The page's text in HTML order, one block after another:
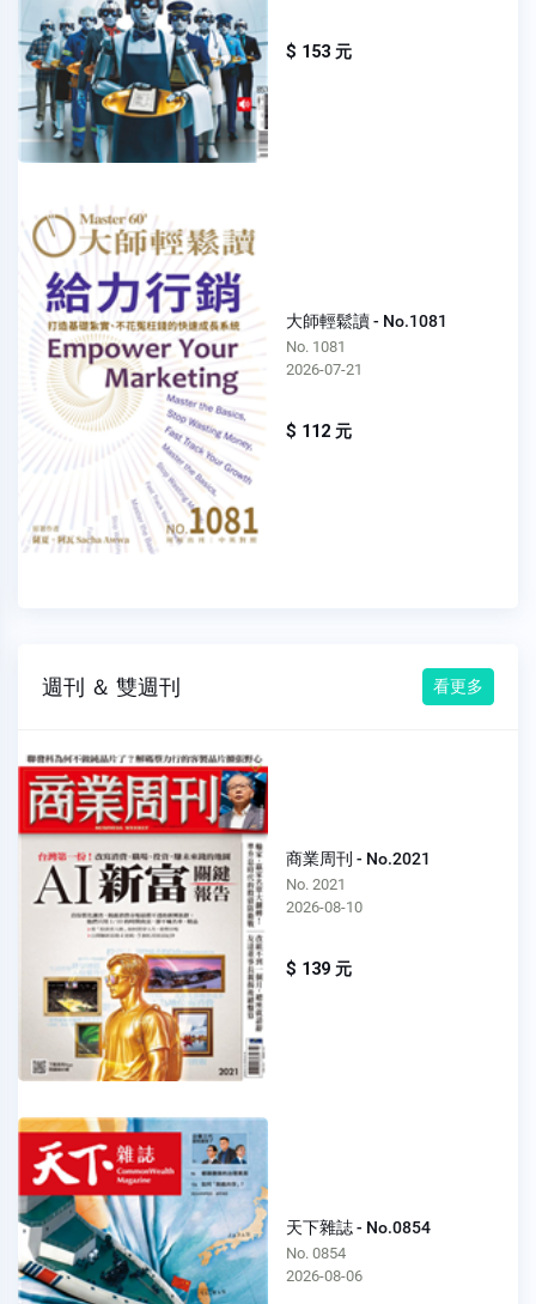
$ 153 元
大師輕鬆讀 - No.1081
No. 1081
2026-07-21
$ 112 元
週刊 ＆ 雙週刊 看更多
商業周刊 - No.2021
No. 2021
2026-08-10
$ 139 元
天下雜誌 - No.0854
No. 0854
2026-08-06